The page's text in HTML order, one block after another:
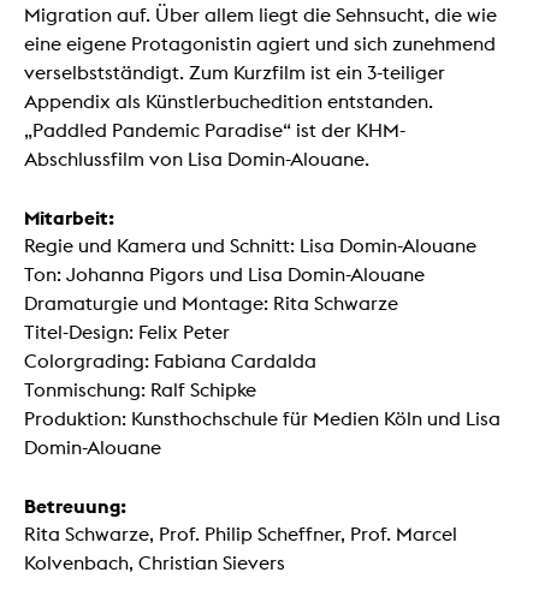
Migration auf. Über allem liegt die Sehnsucht, die wie
eine eigene Protagonistin agiert und sich zunehmend
verselbstständigt. Zum Kurzfilm ist ein 3-teiliger
Appendix als Künstlerbuchedition entstanden.
„Paddled Pandemic Paradise“ ist der KHM-
Abschlussfilm von Lisa Domin-Alouane.
Mitarbeit:
Regie und Kamera und Schnitt: Lisa Domin-Alouane
Ton: Johanna Pigors und Lisa Domin-Alouane
Dramaturgie und Montage: Rita Schwarze
Titel-Design: Felix Peter
Colorgrading: Fabiana Cardalda
Tonmischung: Ralf Schipke
Produktion: Kunsthochschule für Medien Köln und Lisa
Domin-Alouane
Betreuung:
Rita Schwarze, Prof. Philip Scheffner, Prof. Marcel
Kolvenbach, Christian Sievers